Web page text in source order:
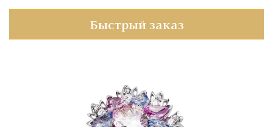
Быстрый заказ